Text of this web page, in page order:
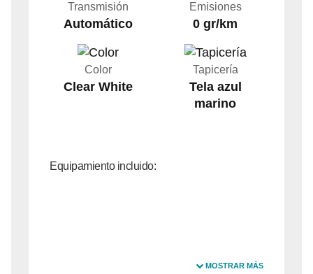
Transmisión
Automático
Emisiones
0 gr/km
Color
Clear White
Tapicería
Tela azul
marino
Equipamiento incluido:
MOSTRAR MÁS